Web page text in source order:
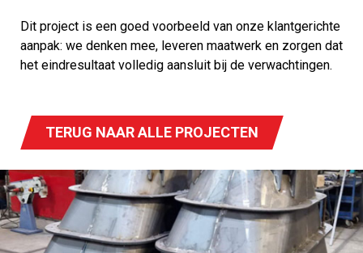
Dit project is een goed voorbeeld van onze klantgerichte
aanpak: we denken mee, leveren maatwerk en zorgen dat
het eindresultaat volledig aansluit bij de verwachtingen.
TERUG NAAR ALLE PROJECTEN